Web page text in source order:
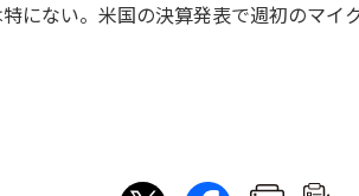
にない。米国の決算発表で週初のマイ